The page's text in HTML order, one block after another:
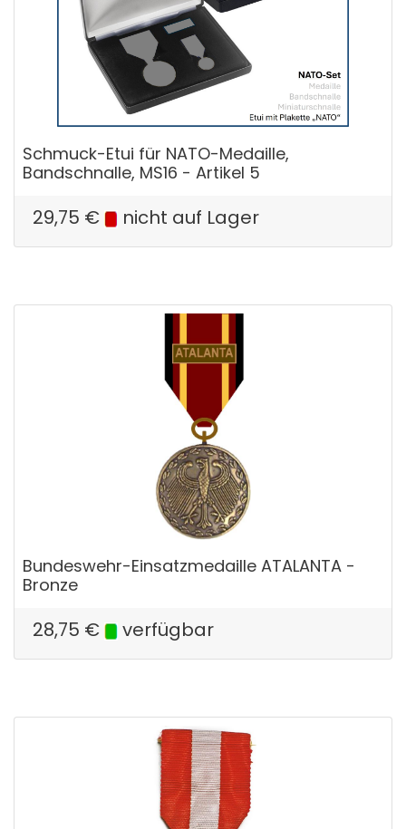
Schmuck-Etui für NATO-Medaille,
Bandschnalle, MS16 - Artikel 5
29,75 € nicht auf Lager
Bundeswehr-Einsatzmedaille ATALANTA -
Bronze
28,75 € verfügbar